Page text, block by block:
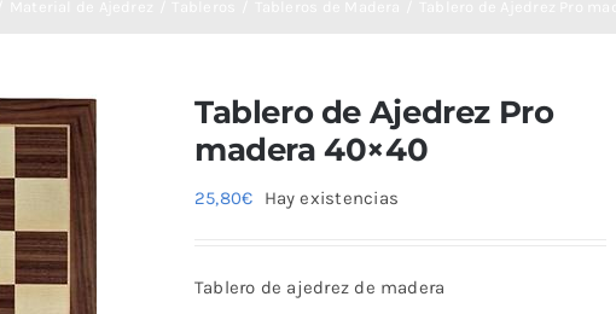
Tablero de Ajedrez Pro
madera 40×40
25,80€ Hay existencias
Tablero de ajedrez de madera